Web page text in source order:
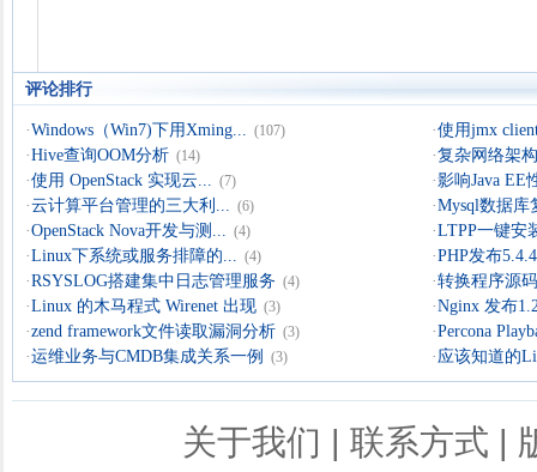
评论排行
·Windows（Win7)下用Xming... (107) ·使用jmx
·Hive查询OOM分析 (14) ·复杂网络架
·使用 OpenStack 实现云... (7) ·影响Java EE
·云计算平台管理的三大利... (6) ·Mysql数据库
·OpenStack Nova开发与测... (4) ·LTPP一键安
·Linux下系统或服务排障的... (4) ·PHP发布
·RSYSLOG搭建集中日志管理服务 (4) ·转换程序源
·Linux 的木马程式 Wirenet 出现 (3) ·Nginx 发布
·zend framework文件读取漏洞分析 (3) ·Percona
·运维业务与CMDB集成关系一例 (3) · 应该知道的
关于我们 | 联系方式 |